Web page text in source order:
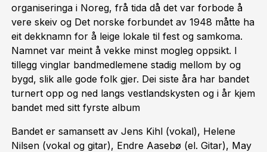
organiseringa i Noreg, frå tida då det var forbode å
vere skeiv og Det norske forbundet av 1948 måtte ha
eit dekknamn for å leige lokale til fest og samkoma.
Namnet var meint å vekke minst mogleg oppsikt. I
tillegg vinglar bandmedlemene stadig mellom by og
bygd, slik alle gode folk gjer. Dei siste åra har bandet
turnert opp og ned langs vestlandskysten og i år kjem
bandet med sitt fyrste album
Bandet er samansett av Jens Kihl (vokal), Helene
Nilsen (vokal og gitar), Endre Aasebø (el. Gitar), May